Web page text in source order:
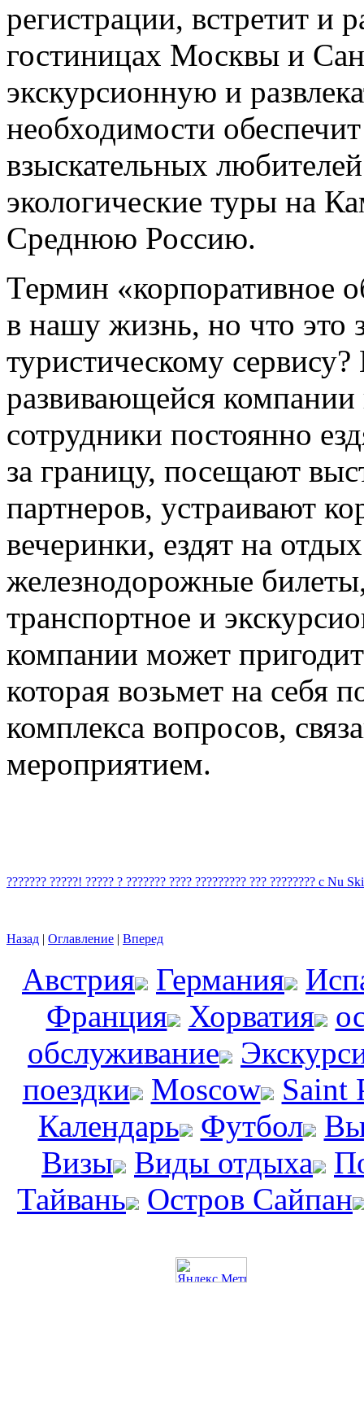
регистрации, встретит и
гостиницах Москвы и
экскурсионную и
необходимости
взыскательных
экологические туры на
Среднюю Россию.
Термин «корпоративное
в нашу жизнь, но что это
туристическому
развивающейся компании
сотрудники постоянно
за границу, посещают
партнеров, устраивают
вечеринки, ездят на
железнодорожные
транспортное и
компании может
которая возьмет на себя
комплекса вопросов,
мероприятием.
??????? ?????! ????? ? ??????? ???? ????????? ??? ???????? c Nu
Назад | Оглавление | Вперед
Австрия Германия
Франция
Хорватия
обслуживание
поездки
Moscow
Saint
Календарь
Футбол
Визы
Виды отдыха
Тайвань
Остров Сайпан